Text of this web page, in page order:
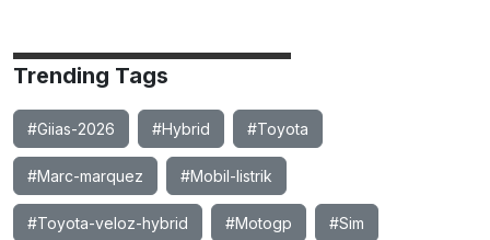
Trending Tags
#Giias-2026 #Hybrid #Toyota
#Marc-marquez #Mobil-listrik
#Toyota-veloz-hybrid #Motogp #Sim